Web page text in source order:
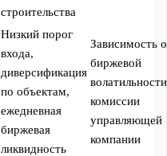
строительства
Низкий порог
входа,
диверсификация
по объектам,
ежедневная
биржевая
ликвидность
Зависимость
биржевой
комиссии
управляющей
компании